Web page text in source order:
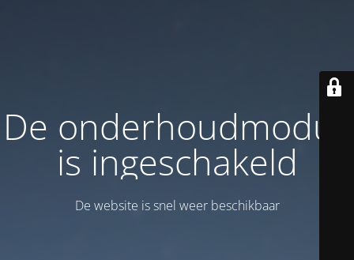
De onderhoudmodus
is ingeschakeld
De website is snel weer beschikbaar